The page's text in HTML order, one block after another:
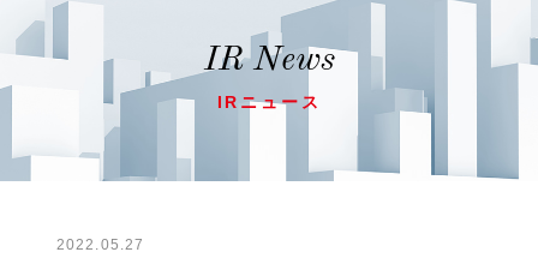
IR News
IRニュース
2022.05.27